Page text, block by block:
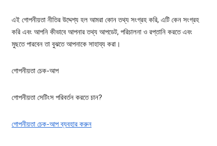
এই গোপনীয়তা নীতির উদ্দেশ্য হল আমরা কোন তথ্য সংগ্রহ করি, এটি কেন সংগ্রহ
করি এবং আপনি কীভাবে আপনার তথ্য আপডেট, পরিচালনা ও রপ্তানি করতে এবং
মুছতে পারবেন তা বুঝতে আপনাকে সাহায্য করা।
গোপনীয়তা চেক-আপ
গোপনীয়তা সেটিংস পরিবর্তন করতে চান?
গোপনীয়তা চেক-আপ ব্যবহার করুন